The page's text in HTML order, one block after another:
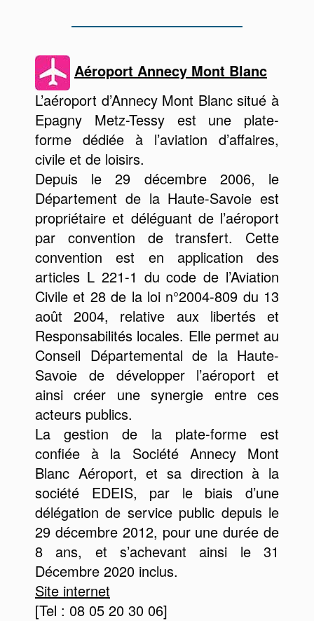
Aéroport Annecy Mont Blanc
L’aéroport d’Annecy Mont Blanc situé à
Epagny Metz-Tessy est une plate-
forme dédiée à l’aviation d’affaires,
civile et de loisirs.
Depuis le 29 décembre 2006, le
Département de la Haute-Savoie est
propriétaire et déléguant de l’aéroport
par convention de transfert. Cette
convention est en application des
articles L 221-1 du code de l’Aviation
Civile et 28 de la loi n°2004-809 du 13
août 2004, relative aux libertés et
Responsabilités locales. Elle permet au
Conseil Départemental de la Haute-
Savoie de développer l’aéroport et
ainsi créer une synergie entre ces
acteurs publics.
La gestion de la plate-forme est
confiée à la Société Annecy Mont
Blanc Aéroport, et sa direction à la
société EDEIS, par le biais d’une
délégation de service public depuis le
29 décembre 2012, pour une durée de
8 ans, et s’achevant ainsi le 31
Décembre 2020 inclus.
Site internet
[Tel : 08 05 20 30 06]